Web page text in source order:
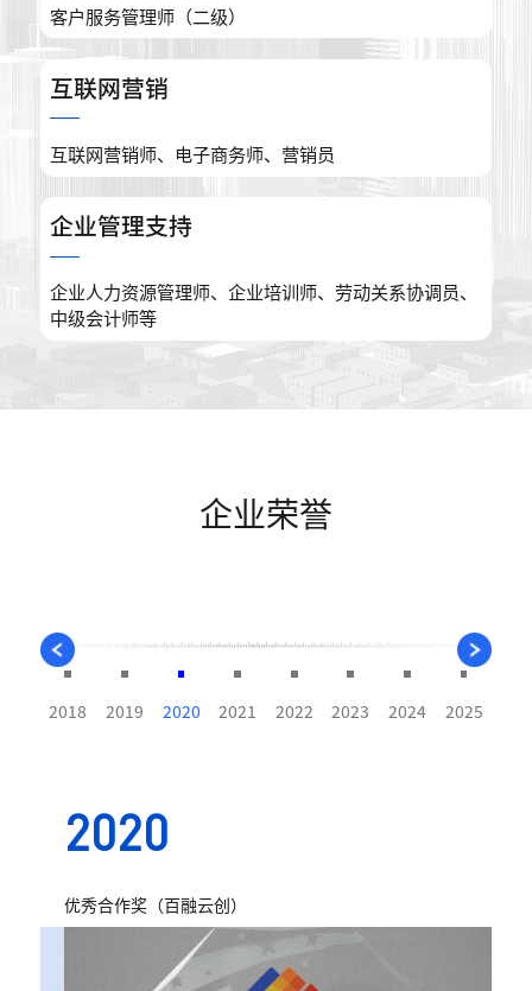
客户服务管理师（二级）
互联网营销
互联网营销师、电子商务师、营销员
企业管理支持
企业人力资源管理师、企业培训师、劳动关系协调员、
中级会计师等
企业荣誉
2018 2019 2020 2021 2022 2023 2024 2025
2020
优秀合作奖（百融云创）